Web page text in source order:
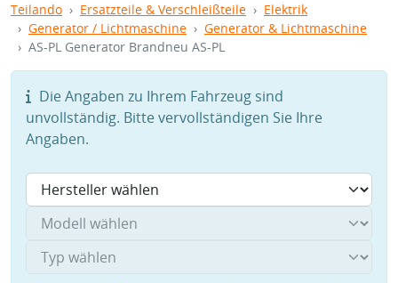
Teilando Ersatzteile & Verschleißteile
Elektrik
Generator / Lichtmaschine
Generator & Lichtmaschine
AS-PL Generator Brandneu AS-PL
Die Angaben zu Ihrem Fahrzeug sind
unvollständig. Bitte vervollständigen Sie Ihre
Angaben.